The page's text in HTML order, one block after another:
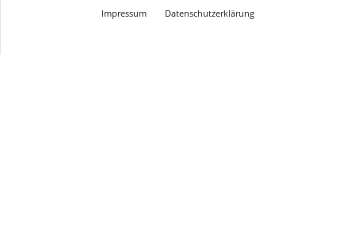
Impressum
Datenschutzerklärung